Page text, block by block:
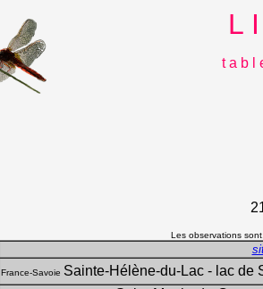
L
t a b l
Les observations
France-Savoie Sainte-Hélène-du-Lac - lac de